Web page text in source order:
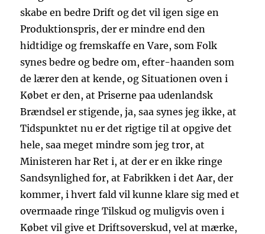
skabe en bedre Drift og det vil igen sige en
Produktionspris, der er mindre end den
hidtidige og fremskaffe en Vare, som Folk
synes bedre og bedre om, efter-haanden som
de lærer den at kende, og Situationen oven i
Købet er den, at Priserne paa udenlandsk
Brændsel er stigende, ja, saa synes jeg ikke, at
Tidspunktet nu er det rigtige til at opgive det
hele, saa meget mindre som jeg tror, at
Ministeren har Ret i, at der er en ikke ringe
Sandsynlighed for, at Fabrikken i det Aar, der
kommer, i hvert fald vil kunne klare sig med et
overmaade ringe Tilskud og muligvis oven i
Købet vil give et Driftsoverskud, vel at mærke,